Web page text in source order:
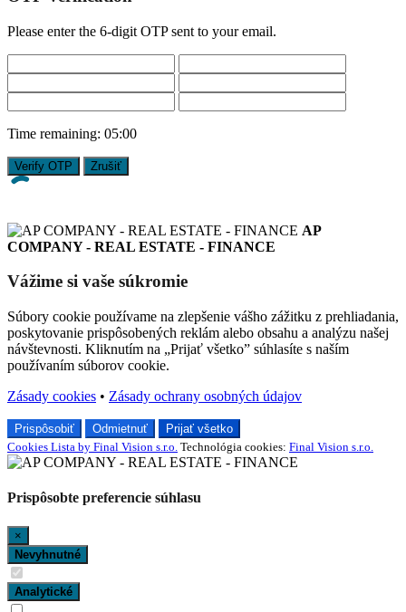
Please enter the 6-digit OTP sent to your email.
Time remaining: 05:00
Verify OTP Zrušiť
AP
COMPANY - REAL ESTATE - FINANCE
Vážime si vaše súkromie
Súbory cookie používame na zlepšenie vášho zážitku z prehliadania,
poskytovanie prispôsobených reklám alebo obsahu a analýzu našej
návštevnosti. Kliknutím na „Prijať všetko” súhlasíte s naším
používaním súborov cookie.
Zásady cookies • Zásady ochrany osobných údajov
Prispôsobiť Odmietnuť
Prijať všetko
Cookies Lista by Final Vision s.r.o. Technológia cookies: Final Vision s.r.o.
Prispôsobte preferencie súhlasu
×
Nevyhnutné
Analytické